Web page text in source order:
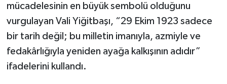
mücadelesinin en büyük sembolü olduğunu
vurgulayan Vali Yiğitbaşı, “29 Ekim 1923 sadece
bir tarih değil; bu milletin imanıyla, azmiyle ve
fedakârlığıyla yeniden ayağa kalkışının adıdır”
ifadelerini kullandı.